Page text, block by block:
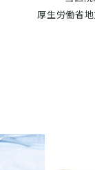
厚生労働省